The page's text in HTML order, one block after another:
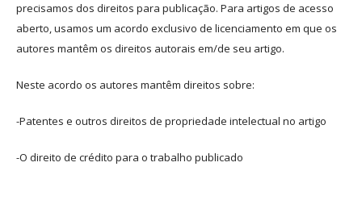
precisamos dos direitos para publicação. Para artigos de acesso
aberto, usamos um acordo exclusivo de licenciamento em que os
autores mantêm os direitos autorais em/de seu artigo.
Neste acordo os autores mantêm direitos sobre:
-Patentes e outros direitos de propriedade intelectual no artigo
-O direito de crédito para o trabalho publicado